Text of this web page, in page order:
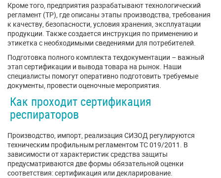
Кроме того, предприятия разрабатывают технологический
регламент (ТР), где описаны этапы производства, требования
к качеству, безопасности, условия хранения, эксплуатации
продукции. Также создается инструкция по применению и
этикетка с необходимыми сведениями для потребителей.
Подготовка полного комплекта техдокументации – важный
этап сертификации и вывода товара на рынок. Наши
специалисты помогут оперативно подготовить требуемые
документы, провести оценочные мероприятия.
Как проходит сертификация
респираторов
Производство, импорт, реализация СИЗОД регулируются
техническим профильным регламентом ТС 019/2011. В
зависимости от характеристик средства защиты
предусматриваются две формы обязательной оценки
соответствия: сертификация или декларирование.